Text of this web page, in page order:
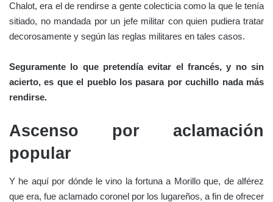
Chalot, era el de rendirse a gente colecticia como la que le tenía
sitiado, no mandada por un jefe militar con quien pudiera tratar
decorosamente y según las reglas militares en tales casos.
Seguramente lo que pretendía evitar el francés, y no sin
acierto, es que el pueblo los pasara por cuchillo nada más
rendirse.
Ascenso por aclamación
popular
Y he aquí por dónde le vino la fortuna a Morillo que, de alférez
que era, fue aclamado coronel por los lugareños, a fin de ofrecer